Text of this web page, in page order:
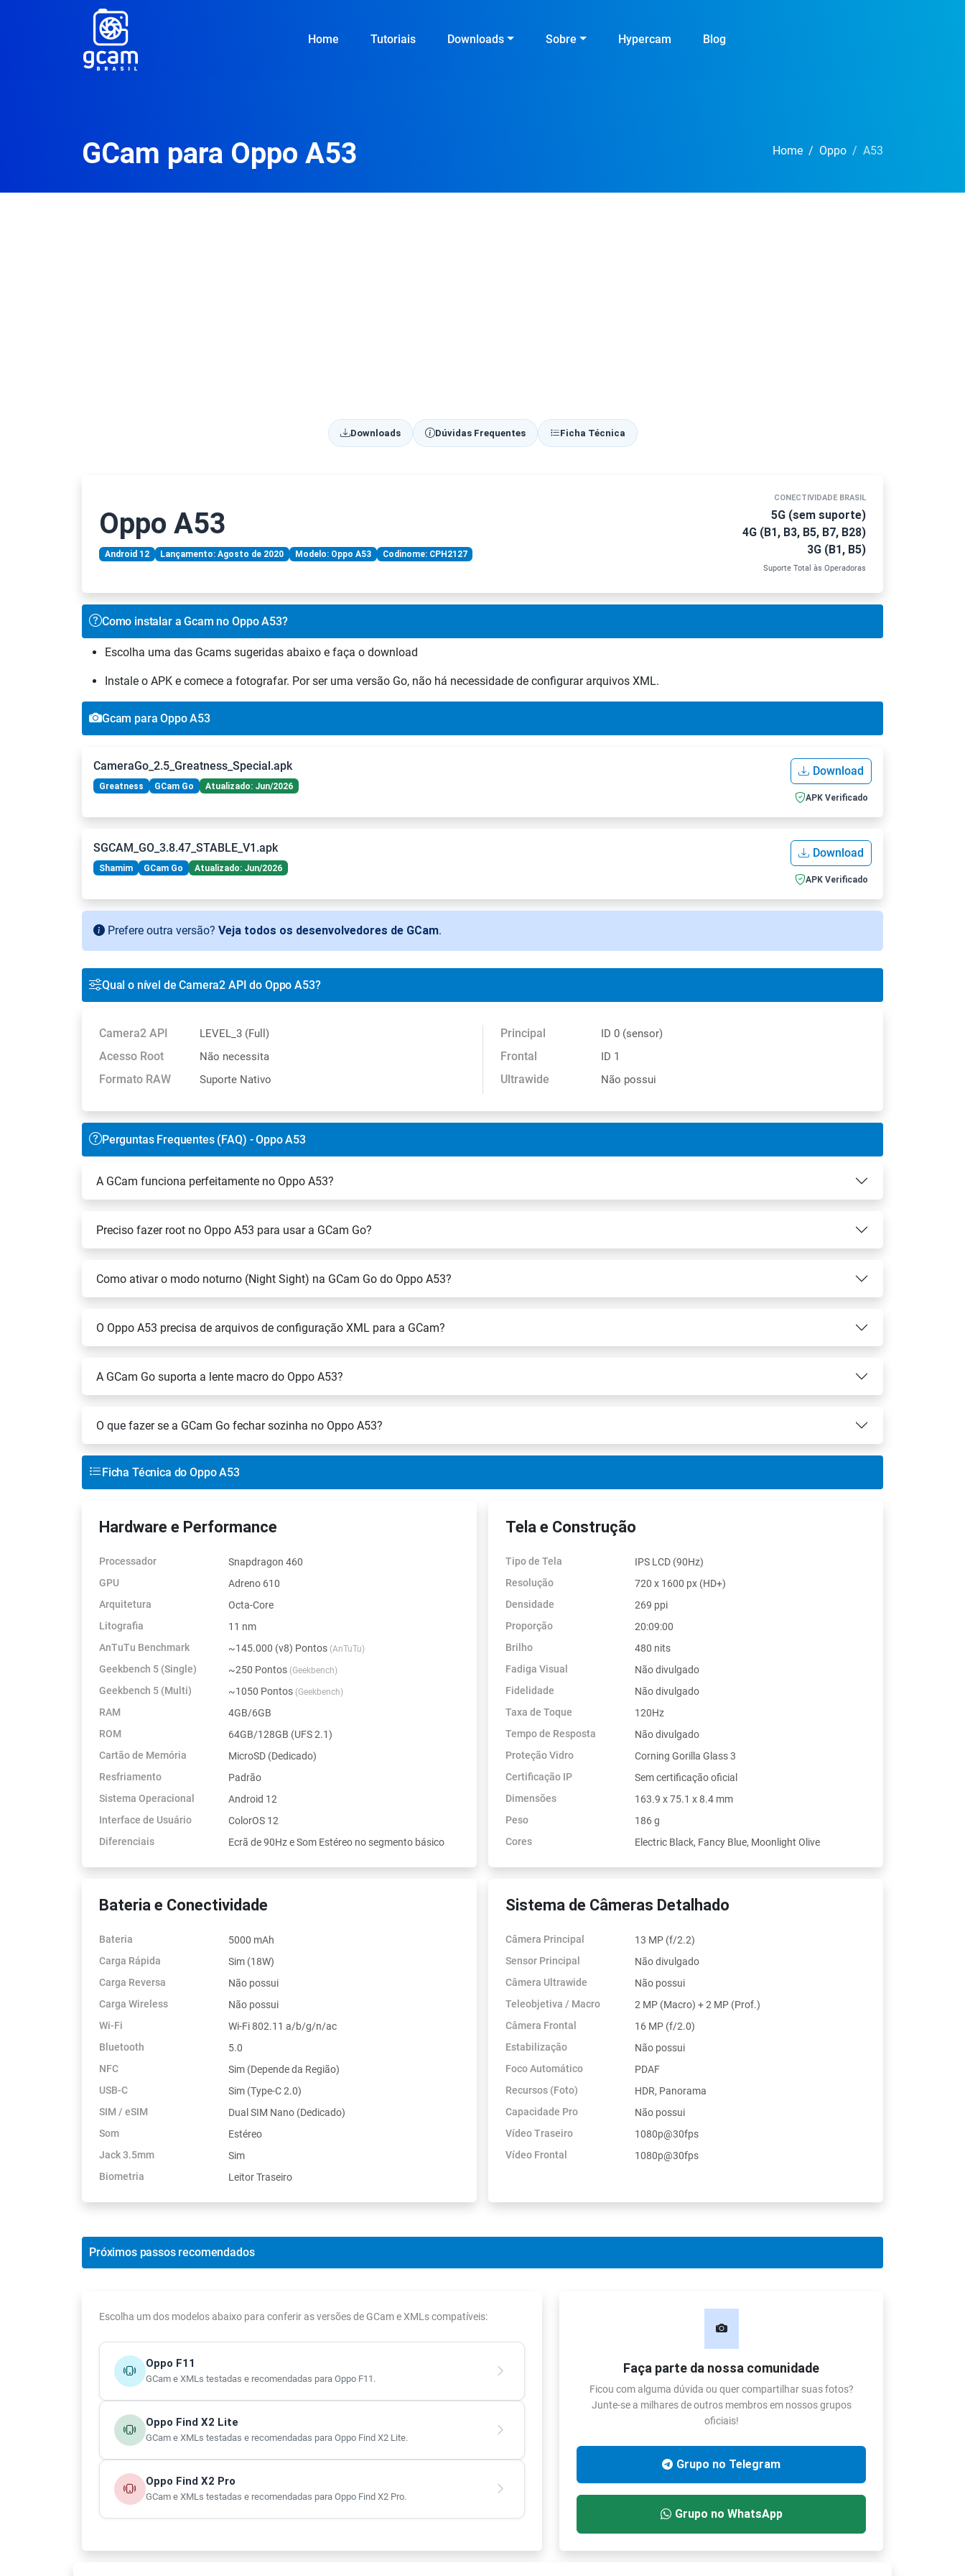
Home Tutoriais Downloads Sobre Hypercam Blog
GCam para Oppo A53 Home Oppo A53
Downloads Dúvidas Frequentes Ficha Técnica
Oppo A53
Android 12 Lançamento: Agosto de 2020 Modelo: Oppo A53 Codinome: CPH2127
CONECTIVIDADE BRASIL
5G (sem suporte)
4G (B1, B3, B5, B7, B28)
3G (B1, B5)
Suporte Total às Operadoras
Como instalar a Gcam no Oppo A53?
Escolha uma das Gcams sugeridas abaixo e faça o download
Instale o APK e comece a fotografar. Por ser uma versão Go, não há necessidade de configurar arquivos XML.
Gcam para Oppo A53
CameraGo_2.5_Greatness_Special.apk
Greatness GCam Go Atualizado: Jun/2026
Download
APK Verificado
SGCAM_GO_3.8.47_STABLE_V1.apk
Shamim GCam Go Atualizado: Jun/2026
Download
APK Verificado
Prefere outra versão? Veja todos os desenvolvedores de GCam.
Qual o nível de Camera2 API do Oppo A53?
Camera2 API LEVEL_3 (Full)
Acesso Root Não necessita
Formato RAW Suporte Nativo
Principal ID 0 (sensor)
Frontal ID 1
Ultrawide Não possui
Perguntas Frequentes (FAQ) - Oppo A53
A GCam funciona perfeitamente no Oppo A53?
Preciso fazer root no Oppo A53 para usar a GCam Go?
Como ativar o modo noturno (Night Sight) na GCam Go do Oppo A53?
O Oppo A53 precisa de arquivos de configuração XML para a GCam?
A GCam Go suporta a lente macro do Oppo A53?
O que fazer se a GCam Go fechar sozinha no Oppo A53?
Ficha Técnica do Oppo A53
Hardware e Performance
Processador
Snapdragon 460
GPU
Adreno 610
Arquitetura
Octa-Core
Litografia
11 nm
AnTuTu Benchmark
~145.000 (v8) Pontos (AnTuTu)
Geekbench 5 (Single) ~250 Pontos (Geekbench)
Geekbench 5 (Multi) ~1050 Pontos (Geekbench)
RAM
4GB/6GB
ROM
64GB/128GB (UFS 2.1)
Cartão de Memória
MicroSD (Dedicado)
Resfriamento
Padrão
Sistema Operacional
Android 12
Interface de Usuário
ColorOS 12
Diferenciais
Ecrã de 90Hz e Som Estéreo no segmento básico
Tela e Construção
Tipo de Tela
IPS LCD (90Hz)
Resolução
720 x 1600 px (HD+)
Densidade
269 ppi
Proporção
20:09:00
Brilho
480 nits
Fadiga Visual
Não divulgado
Fidelidade
Não divulgado
Taxa de Toque
120Hz
Tempo de Resposta
Não divulgado
Proteção Vidro
Corning Gorilla Glass 3
Certificação IP
Sem certificação oficial
Dimensões
163.9 x 75.1 x 8.4 mm
Peso
186 g
Cores
Electric Black, Fancy Blue, Moonlight Olive
Bateria e Conectividade
Bateria
5000 mAh
Carga Rápida
Sim (18W)
Carga Reversa
Não possui
Carga Wireless
Não possui
Wi-Fi
Wi-Fi 802.11 a/b/g/n/ac
Bluetooth
5.0
NFC
Sim (Depende da Região)
USB-C
Sim (Type-C 2.0)
SIM / eSIM
Dual SIM Nano (Dedicado)
Som
Estéreo
Jack 3.5mm
Sim
Biometria
Leitor Traseiro
Sistema de Câmeras Detalhado
Câmera Principal
13 MP (f/2.2)
Sensor Principal
Não divulgado
Câmera Ultrawide
Não possui
Teleobjetiva / Macro
2 MP (Macro) + 2 MP (Prof.)
Câmera Frontal
16 MP (f/2.0)
Estabilização
Não possui
Foco Automático
PDAF
Recursos (Foto)
HDR, Panorama
Capacidade Pro
Não possui
Vídeo Traseiro
1080p@30fps
Vídeo Frontal
1080p@30fps
Próximos passos recomendados
Escolha um dos modelos abaixo para conferir as versões de GCam e XMLs compatíveis:
Oppo F11
GCam e XMLs testadas e recomendadas para Oppo F11.
Oppo Find X2 Lite
GCam e XMLs testadas e recomendadas para Oppo Find X2 Lite.
Oppo Find X2 Pro
GCam e XMLs testadas e recomendadas para Oppo Find X2 Pro.
Faça parte da nossa comunidade
Ficou com alguma dúvida ou quer compartilhar suas fotos?
Junte-se a milhares de outros membros em nossos grupos
oficiais!
Grupo no Telegram
Grupo no WhatsApp